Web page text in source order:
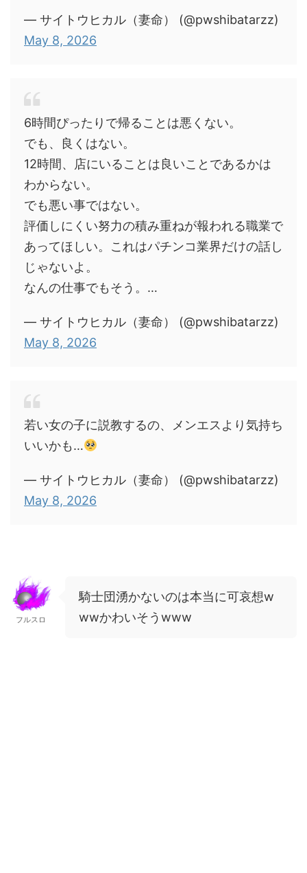
— サイトウヒカル（妻命） (@pwshibatarzz)
May 8, 2026
6時間ぴったりで帰ることは悪くない。
でも、良くはない。
12時間、店にいることは良いことであるかは
わからない。
でも悪い事ではない。
評価しにくい努力の積み重ねが報われる職業で
あってほしい。これはパチンコ業界だけの話し
じゃないよ。
なんの仕事でもそう。…
— サイトウヒカル（妻命） (@pwshibatarzz)
May 8, 2026
若い女の子に説教するの、メンエスより気持ち
いいかも…
— サイトウヒカル（妻命） (@pwshibatarzz)
May 8, 2026
フルスロ
騎士団湧かないのは本当に可哀想w
wwかわいそうwww